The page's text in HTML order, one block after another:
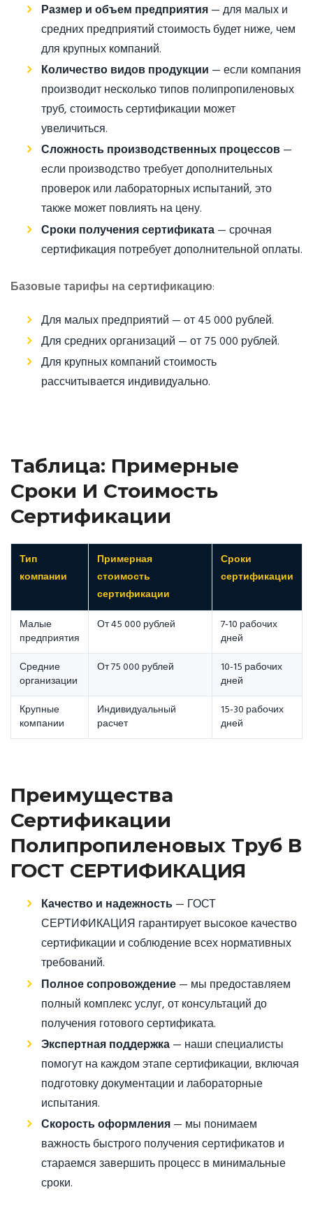
Размер и объем предприятия— для малых и
средних предприятий стоимость будет ниже, чем
для крупных компаний.
Количество видов продукции — если компания
производит несколько типов полипропиленовых
труб, стоимость сертификации может
увеличиться.
Сложность производственных процессов—
если производство требует дополнительных
проверок или лабораторных испытаний, это
также может повлиять на цену.
Сроки получения сертификата— срочная
сертификация потребует дополнительной оплаты.
Базовые тарифы на сертификацию:
Для малых предприятий — от 45 000 рублей.
Для средних организаций — от 75 000 рублей.
Для крупных компаний стоимость
рассчитывается индивидуально.
Таблица: Примерные
Сроки И Стоимость
Сертификации
Тип
компании
Примерная
стоимость
сертификации
Сроки
сертификации
Малые
предприятия
От 45 000 рублей
7-10 рабочих
дней
Средние
организации
От 75 000 рублей
10-15 рабочих
дней
Крупные
компании
Индивидуальный
расчет
15-30 рабочих
дней
Преимущества
Сертификации
Полипропиленовых Труб В
ГОСТ СЕРТИФИКАЦИЯ
Качество и надежность— ГОСТ
СЕРТИФИКАЦИЯ гарантирует высокое качество
сертификации и соблюдение всех нормативных
требований.
Полное сопровождение— мы предоставляем
полный комплекс услуг, от консультаций до
получения готового сертификата.
Экспертная поддержка— наши специалисты
помогут на каждом этапе сертификации, включая
подготовку документации и лабораторные
испытания.
Скорость оформления— мы понимаем
важность быстрого получения сертификатов и
стараемся завершить процесс в минимальные
сроки.